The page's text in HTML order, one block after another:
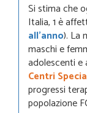
Si stima che
Italia, 1 è
all’anno). La
maschi e
adolescenti e
Centri
progressi
popolazione